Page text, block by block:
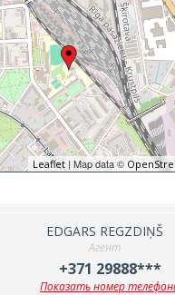
Leaflet| Map data ©
EDGARS REGZDIŅŠ
Агент
+371 29888***
Показать номер